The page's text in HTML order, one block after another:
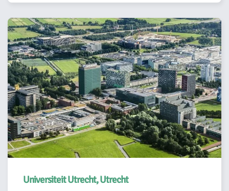
Universiteit Utrecht, Utrecht